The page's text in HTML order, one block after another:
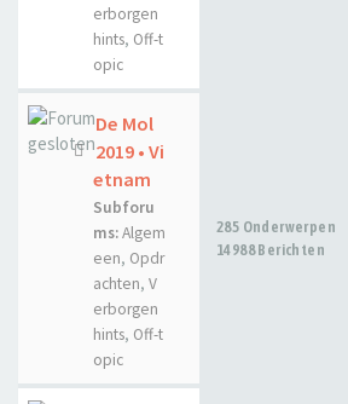
erborgen
hints, Off-t
opic
De Mol
2019 • Vi
etnam
Subforu
ms:Algem
een, Opdr
achten, V
erborgen
hints, Off-t
opic
285 Onderwerpen
14988 Berichten